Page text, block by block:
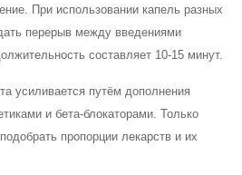
При использовании капель разных
перерыв между введениями
составляет 10-15 минут.
усиливается путём дополнения
и бета-блокаторами. Только
пропорции лекарств и их